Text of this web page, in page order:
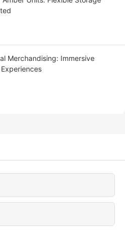
Merchandising: Immersive